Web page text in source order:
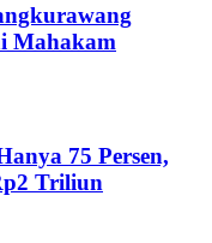
Mahakam
75 Persen,
Triliun